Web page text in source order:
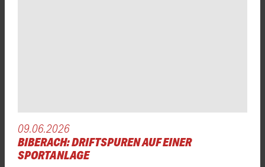
09.06.2026
BIBERACH: DRIFTSPUREN AUF EINER
SPORTANLAGE